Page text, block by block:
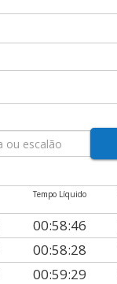
Tempo Líquido
00:58:46
00:58:28
00:59:29